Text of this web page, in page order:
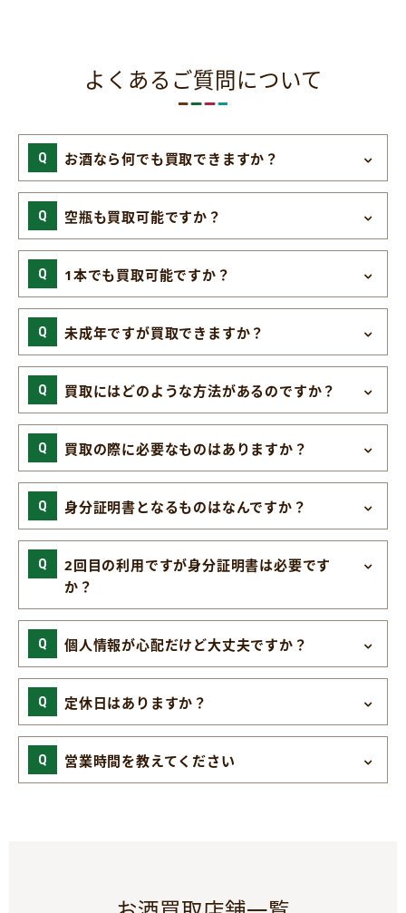
よくあるご質問について
お酒なら何でも買取できますか？
空瓶も買取可能ですか？
1本でも買取可能ですか？
未成年ですが買取できますか？
買取にはどのような方法があるのですか？
買取の際に必要なものはありますか？
身分証明書となるものはなんですか？
2回目の利用ですが身分証明書は必要です
か？
個人情報が心配だけど大丈夫ですか？
定休日はありますか？
営業時間を教えてください